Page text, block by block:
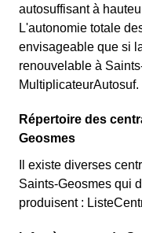
autosuffisant à
L'autonomie totale
envisageable que si
renouvelable à
MultiplicateurAutosuf.
Répertoire des
Geosmes
Il existe diverses
Saints-Geosmes qui
produisent :